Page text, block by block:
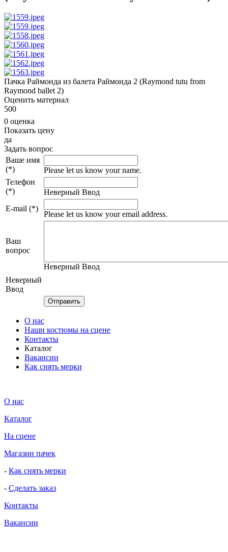
Пачка Раймонда из балета Раймонда 2 (Raymond tutu from
Raymond ballet 2)
Оценить материал
500
0 оценка
Показать цену
да
Задать вопрос
Ваше имя
(*)
Please let us know your name.
Телефон
(*)
Неверный Ввод
E-mail (*)
Please let us know your email address.
Ваш
вопрос
Неверный Ввод
Неверный
Ввод
О нас
Наши костюмы на сцене
Контакты
Каталог
Вакансии
Как снять мерки
О нас
Каталог
На сцене
Магазин пачек
- Как снять мерки
- Сделать заказ
Контакты
Вакансии